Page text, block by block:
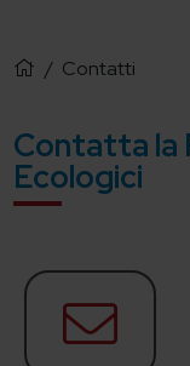
/ Contatti
Contatta la
Ecologici